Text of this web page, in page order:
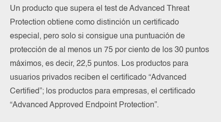
Un producto que supera el test de Advanced Threat
Protection obtiene como distinción un certificado
especial, pero solo si consigue una puntuación de
protección de al menos un 75 por ciento de los 30 puntos
máximos, es decir, 22,5 puntos. Los productos para
usuarios privados reciben el certificado “Advanced
Certified”; los productos para empresas, el certificado
“Advanced Approved Endpoint Protection”.